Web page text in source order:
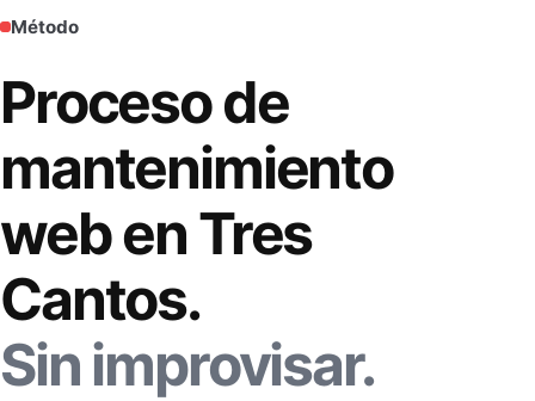
Método
Proceso de
mantenimiento
web en Tres
Cantos.
Sin improvisar.